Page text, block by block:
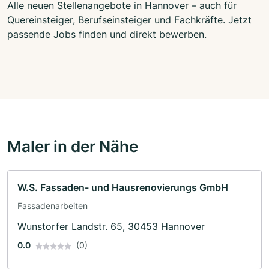
Alle neuen Stellenangebote in Hannover – auch für
Quereinsteiger, Berufseinsteiger und Fachkräfte. Jetzt
passende Jobs finden und direkt bewerben.
Maler in der Nähe
W.S. Fassaden- und Hausrenovierungs GmbH
Fassadenarbeiten
Wunstorfer Landstr. 65, 30453 Hannover
0.0 (0)